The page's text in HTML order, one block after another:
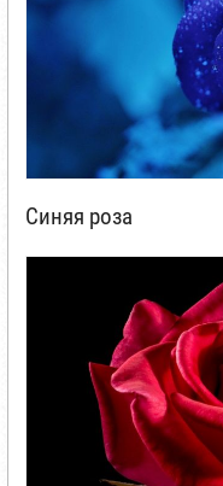
Синяя роза